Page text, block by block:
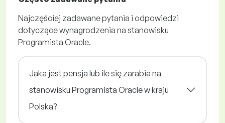
Najczęściej zadawane pytania i odpowiedzi
dotyczące wynagrodzenia na stanowisku
Programista Oracle.
Jaka jest pensja lub ile się zarabia na
stanowisku Programista Oracle w kraju
Polska?